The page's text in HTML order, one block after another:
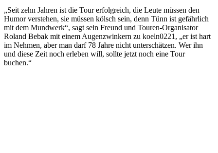
„Seit zehn Jahren ist die Tour erfolgreich, die Leute müssen den
Humor verstehen, sie müssen kölsch sein, denn Tünn ist gefährlich
mit dem Mundwerk“, sagt sein Freund und Touren-Organisator
Roland Bebak mit einem Augenzwinkern zu koeln0221, „er ist hart
im Nehmen, aber man darf 78 Jahre nicht unterschätzen. Wer ihn
und diese Zeit noch erleben will, sollte jetzt noch eine Tour
buchen.“